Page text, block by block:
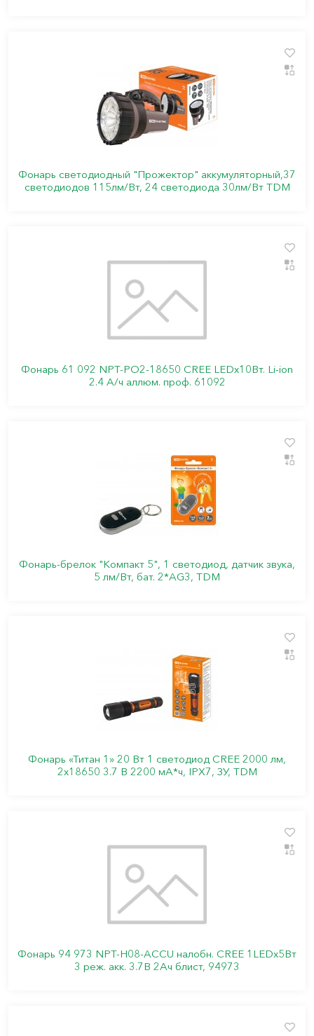
Фонарь светодиодный "Прожектор" аккумуляторный,37
светодиодов 115лм/Вт, 24 светодиода 30лм/Вт TDM
Фонарь 61 092 NPT-PO2-18650 CREE LEDx10Вт. Li-ion
2.4 А/ч аллюм. проф. 61092
Фонарь-брелок "Компакт 5", 1 светодиод, датчик звука,
5 лм/Вт, бат. 2*AG3, TDM
Фонарь «Титан 1» 20 Вт 1 светодиод CREE 2000 лм,
2х18650 3.7 В 2200 мА*ч, IPX7, ЗУ, TDM
Фонарь 94 973 NPT-H08-ACCU налобн. CREE 1LEDх5Вт
3 реж. акк. 3.7В 2Ач блист, 94973